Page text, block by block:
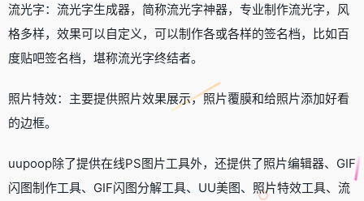
流光字：流光字生成器，简称流光字神器，专业制作流光字，风
格多样，效果可以自定义，可以制作各或各样的签名档，比如百
度贴吧签名档，堪称流光字终结者。
照片特效：主要提供照片效果展示，照片覆膜和给照片添加好看
的边框。
uupoop除了提供在线PS图片工具外，还提供了照片编辑器、GIF
闪图制作工具、GIF闪图分解工具、UU美图、照片特效工具、流